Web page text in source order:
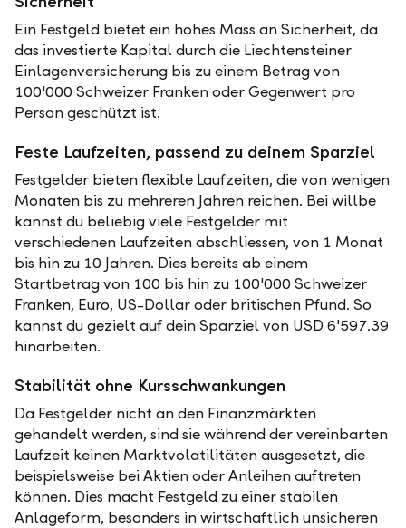
Ein Festgeld bietet ein hohes Mass an Sicherheit, da
das investierte Kapital durch die Liechtensteiner
Einlagenversicherung bis zu einem Betrag von
100'000 Schweizer Franken oder Gegenwert pro
Person geschützt ist.
Feste Laufzeiten, passend zu deinem Sparziel
Festgelder bieten flexible Laufzeiten, die von wenigen
Monaten bis zu mehreren Jahren reichen. Bei willbe
kannst du beliebig viele Festgelder mit
verschiedenen Laufzeiten abschliessen, von 1 Monat
bis hin zu 10 Jahren. Dies bereits ab einem
Startbetrag von 100 bis hin zu 100'000 Schweizer
Franken, Euro, US-Dollar oder britischen Pfund. So
kannst du gezielt auf dein Sparziel von USD 6'597.39
hinarbeiten.
Stabilität ohne Kursschwankungen
Da Festgelder nicht an den Finanzmärkten
gehandelt werden, sind sie während der vereinbarten
Laufzeit keinen Marktvolatilitäten ausgesetzt, die
beispielsweise bei Aktien oder Anleihen auftreten
können. Dies macht Festgeld zu einer stabilen
Anlageform, besonders in wirtschaftlich unsicheren